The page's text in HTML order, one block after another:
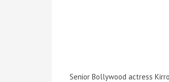
Senior Bollywood actress